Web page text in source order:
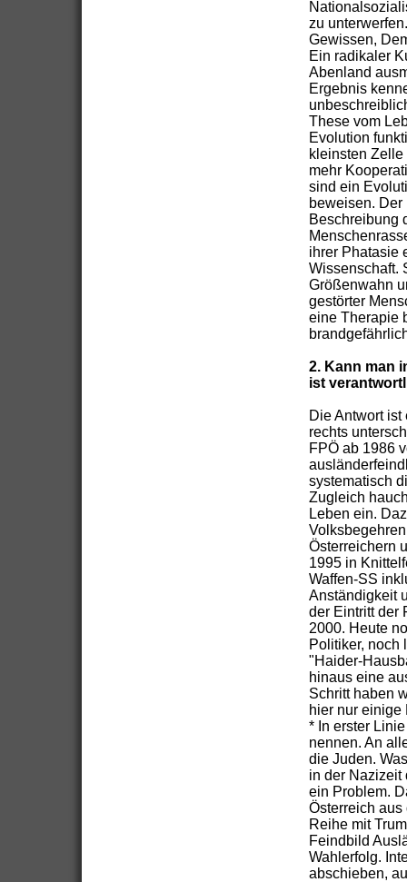
zu
Gewissen,
Ein radikaler
Abenland
Ergebnis
These vom
Evolution
kleinsten
mehr
sind ein
beweisen.
Beschreibung
ihrer Phatasie
Wissenschaft.
Größenwahn
gestörter
eine Therapie
2. Kann man
ist
Die Antwort
rechts
FPÖ ab 1986
systematisch
Zugleich
Leben ein.
Österreichern
1995 in
Waffen-SS
Anständigkeit
der Eintritt der
2000. Heute
Politiker, noch
"Haider-
hinaus eine
Schritt haben
hier nur einige
* In erster
nennen. An
die Juden.
in der Nazizeit
ein Problem.
Österreich
Reihe mit
Feindbild
Wahlerfolg.
abschieben,